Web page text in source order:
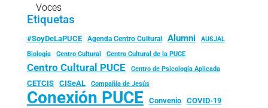
Voces
Etiquetas
#SoyDeLaPUCE Agenda Centro Cultural Alumni
AUSJAL
Biología
Centro Cultural Centro Cultural de la PUCE
Centro Cultural PUCE Centro de Psicología Aplicada
CETCIS CISeAL Compañía de Jesús
Conexión PUCE Convenio
COVID-19